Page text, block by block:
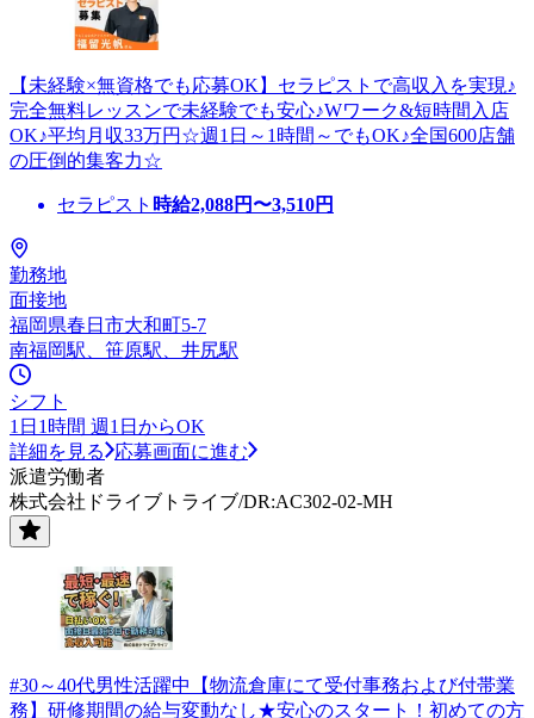
【未経験×無資格でも応募OK】セラピストで高収入を実現♪
完全無料レッスンで未経験でも安心♪Wワーク&短時間入店
OK♪平均月収33万円☆週1日～1時間～でもOK♪全国600店舗
の圧倒的集客力☆
セラピスト 時給2,088円〜3,510円
勤務地
面接地
福岡県春日市大和町5-7
南福岡駅、笹原駅、井尻駅
シフト
1日1時間 週1日からOK
詳細を見る
応募画面に進む
派遣労働者
株式会社ドライブトライブ/DR:AC302-02-MH
#30～40代男性活躍中【物流倉庫にて受付事務および付帯業
務】研修期間の給与変動なし★安心のスタート！初めての方